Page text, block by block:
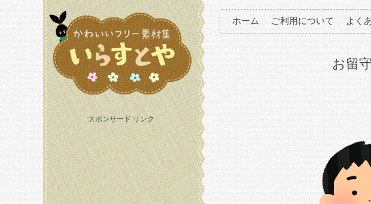
スポンサード リンク
ホーム ご利用について よく
お留